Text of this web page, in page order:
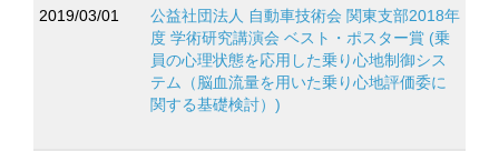
2019/03/01
公益社団法人 自動車技術会 関東支部2018年
度 学術研究講演会 ベスト・ポスター賞 (乗
員の心理状態を応用した乗り心地制御シス
テム（脳血流量を用いた乗り心地評価委に
関する基礎検討）)